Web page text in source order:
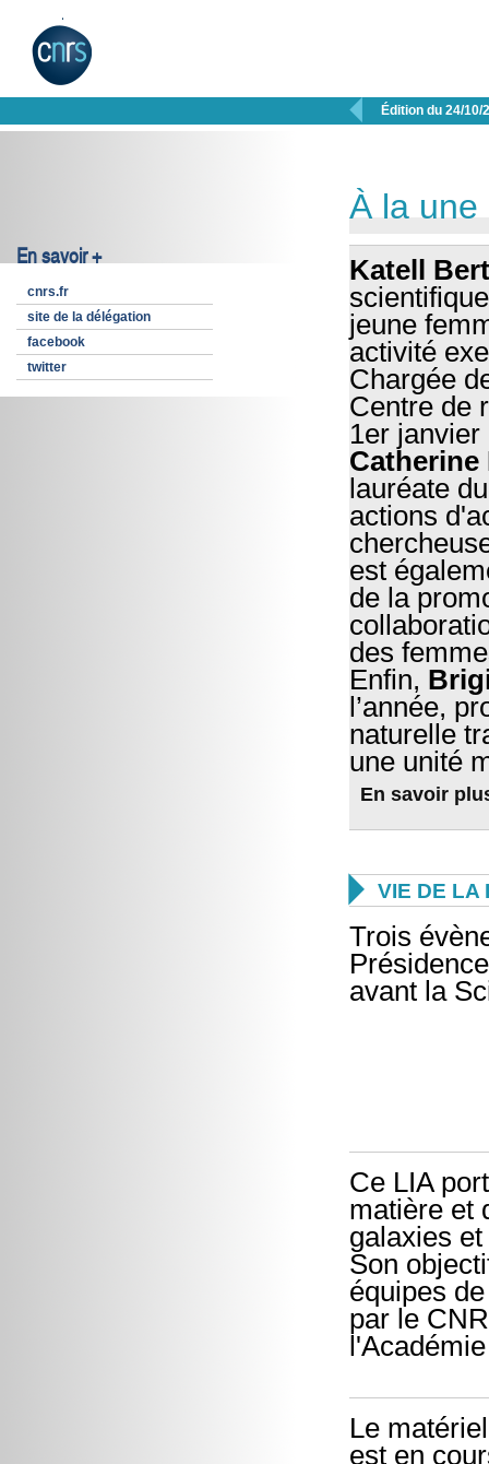
 Édition du 24/10/
En savoir +
cnrs.fr
site de la délégation
facebook
twitter
À la une
Katell
jeune
activité
Chargée
Centre de
1er
Catherine
lauréate
actions
est
de la
des
Enfin,
l’année,
naturelle
une unité
En savoir
 VIE DE LA
Trois
avant la
Ce LIA
matière et
galaxies
Son
équipes
par le
Le
est en